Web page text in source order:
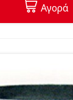
Αγορά